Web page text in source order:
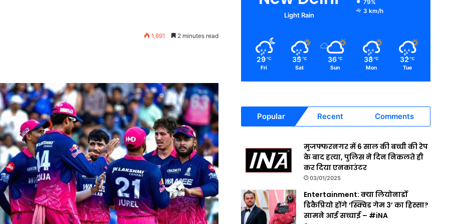
1,691 2 minutes read
Light Rain
79%
3 km/h
29 ℃
Fri
35 ℃
Sat
36 ℃
Sun
38 ℃
Mon
32 ℃
Tue
Popular Recent Comments
मुजफ्फरनगर में 6 साल की बच्ची की रेप
के बाद हत्या, पुलिस ने दिन निकलते ही
कर दिया एनकाउंटर
03/01/2025
Entertainment: क्या लियोनार्डो
डिकैप्रियो होंगे ‘स्क्विड गेम 3’ का हिस्सा?
सामने आई सच्चाई – #iNA